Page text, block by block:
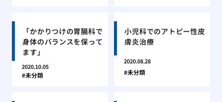
「かかりつけの胃腸科で
身体のバランスを保って
ます」
2020.10.05
未分類
小児科でのアトピー性皮
膚炎治療
2020.08.28
未分類